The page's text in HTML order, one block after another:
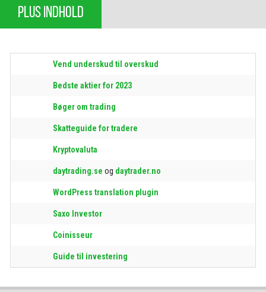
PLUS INDHOLD
Vend underskud til overskud
Bedste aktier for 2023
Bøger om trading
Skatteguide for tradere
Kryptovaluta
daytrading.se og daytrader.no
WordPress translation plugin
Saxo Investor
Coinisseur
Guide til investering